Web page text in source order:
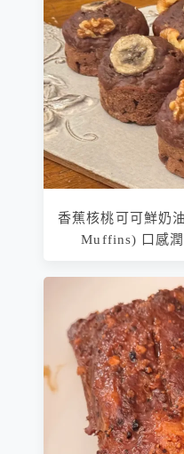
香蕉核桃可可鮮奶
Muffins) 口感